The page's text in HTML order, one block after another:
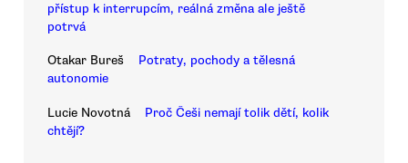
přístup k interrupcím, reálná změna ale ještě
potrvá
Otakar Bureš
Potraty, pochody a tělesná
autonomie
Lucie Novotná
Proč Češi nemají tolik dětí, kolik
chtějí?